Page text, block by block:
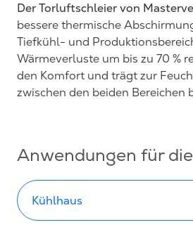
Der Torluftschleier von
bessere thermische
Tiefkühl- und
Wärmeverluste um bis zu 70 %
den Komfort und trägt zur
zwischen den beiden Bereichen
Anwendungen für
Kühlhaus